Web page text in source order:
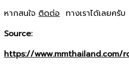
หากสนใจ ติดต่อ ทางเราได้เลยครับ
Source:
https://www.mmthailand.com/